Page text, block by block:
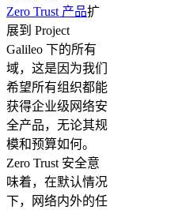
Zero Trust 产品扩
展到 Project
Galileo 下的所有
域，这是因为我们
希望所有组织都能
获得企业级网络安
全产品，无论其规
模和预算如何。
Zero Trust 安全意
味着，在默认情况
下，网络内外的任